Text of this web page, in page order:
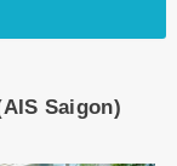
Saigon)